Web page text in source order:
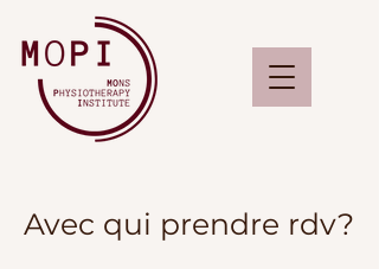
Avec qui prendre rdv?